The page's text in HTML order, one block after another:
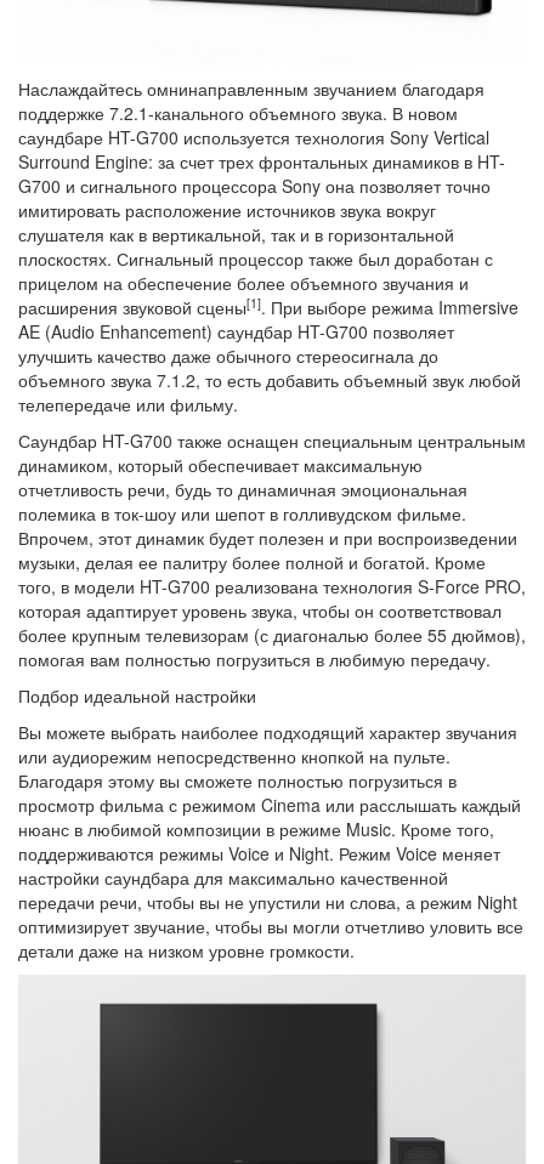
Наслаждайтесь омнинаправленным звучанием благодаря
поддержке 7.2.1-канального объемного звука. В новом
саундбаре HT-G700 используется технология Sony Vertical
Surround Engine: за счет трех фронтальных динамиков в HT-
G700 и сигнального процессора Sony она позволяет точно
имитировать расположение источников звука вокруг
слушателя как в вертикальной, так и в горизонтальной
плоскостях. Сигнальный процессор также был доработан с
прицелом на обеспечение более объемного звучания и
расширения звуковой сцены[1]. При выборе режима Immersive
AE (Audio Enhancement) саундбар HT-G700 позволяет
улучшить качество даже обычного стереосигнала до
объемного звука 7.1.2, то есть добавить объемный звук любой
телепередаче или фильму.
Саундбар HT-G700 также оснащен специальным центральным
динамиком, который обеспечивает максимальную
отчетливость речи, будь то динамичная эмоциональная
полемика в ток-шоу или шепот в голливудском фильме.
Впрочем, этот динамик будет полезен и при воспроизведении
музыки, делая ее палитру более полной и богатой. Кроме
того, в модели HT-G700 реализована технология S-Force PRO,
которая адаптирует уровень звука, чтобы он соответствовал
более крупным телевизорам (с диагональю более 55 дюймов),
помогая вам полностью погрузиться в любимую передачу.
Подбор идеальной настройки
Вы можете выбрать наиболее подходящий характер звучания
или аудиорежим непосредственно кнопкой на пульте.
Благодаря этому вы сможете полностью погрузиться в
просмотр фильма с режимом Cinema или расслышать каждый
нюанс в любимой композиции в режиме Music. Кроме того,
поддерживаются режимы Voice и Night. Режим Voice меняет
настройки саундбара для максимально качественной
передачи речи, чтобы вы не упустили ни слова, а режим Night
оптимизирует звучание, чтобы вы могли отчетливо уловить все
детали даже на низком уровне громкости.